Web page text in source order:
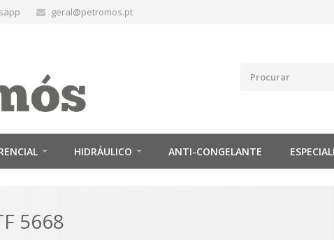
geral@petromos.pt
HIDRÁULICO ANTI-CONGELANTE
5668